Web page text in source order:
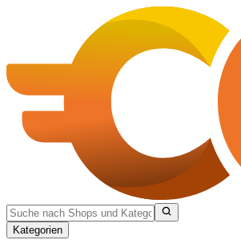
Kategorien